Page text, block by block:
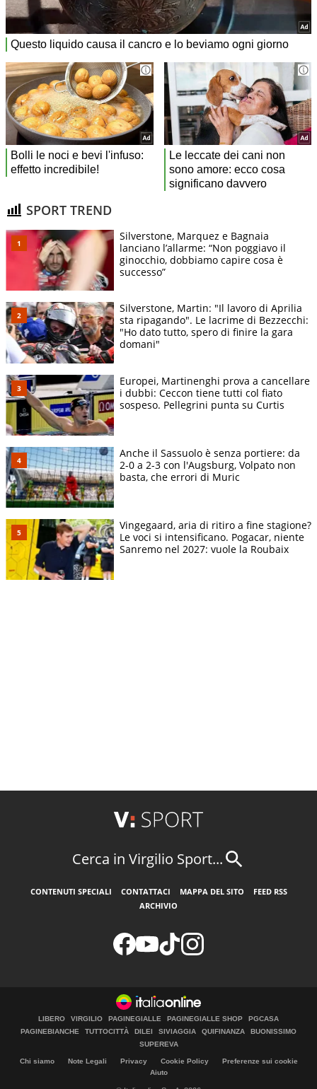
SPORT TREND
Silverstone, Marquez e Bagnaia
lanciano l’allarme: “Non poggiavo il
ginocchio, dobbiamo capire cosa è
successo”
Silverstone, Martin: "Il lavoro di Aprilia
sta ripagando". Le lacrime di Bezzecchi:
"Ho dato tutto, spero di finire la gara
domani"
Europei, Martinenghi prova a cancellare
i dubbi: Ceccon tiene tutti col fiato
sospeso. Pellegrini punta su Curtis
Anche il Sassuolo è senza portiere: da
2-0 a 2-3 con l'Augsburg, Volpato non
basta, che errori di Muric
Vingegaard, aria di ritiro a fine stagione?
Le voci si intensificano. Pogacar, niente
Sanremo nel 2027: vuole la Roubaix
Cerca in Virgilio Sport...
CONTENUTI SPECIALI CONTATTACI MAPPA DEL SITO
FEED RSS
ARCHIVIO
LIBERO VIRGILIO PAGINEGIALLE PAGINEGIALLE SHOP
PGCASA
PAGINEBIANCHE
TUTTOCITTÀ DILEI SIVIAGGIA QUIFINANZA
BUONISSIMO
SUPEREVA
Chi siamo Note Legali Privacy Cookie Policy
Preferenze sui cookie
Aiuto